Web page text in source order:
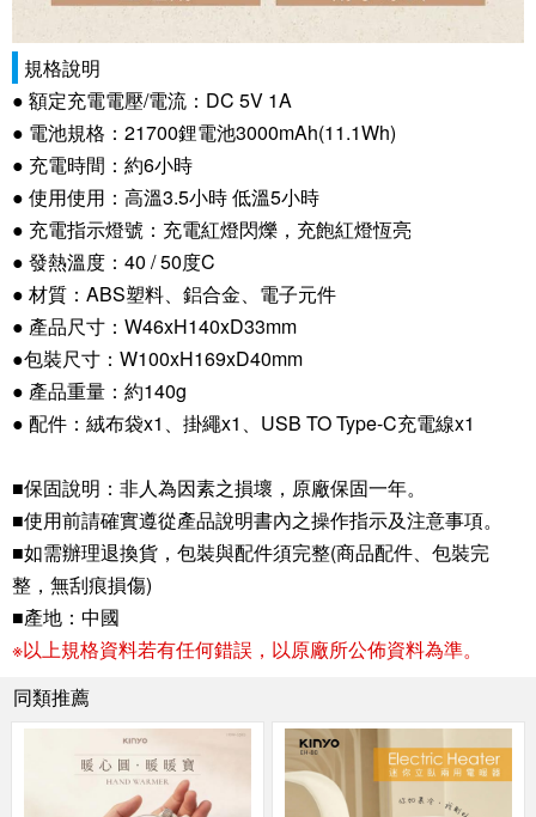
規格說明
● 額定充電電壓/電流：DC 5V 1A
● 電池規格：21700鋰電池3000mAh(11.1Wh)
● 充電時間：約6小時
● 使用使用：高溫3.5小時 低溫5小時
● 充電指示燈號：充電紅燈閃爍，充飽紅燈恆亮
● 發熱溫度：40 / 50度C
● 材質：ABS塑料、鋁合金、電子元件
● 產品尺寸：W46xH140xD33mm
●包裝尺寸：W100xH169xD40mm
● 產品重量：約140g
● 配件：絨布袋x1、掛繩x1、USB TO Type-C充電線x1
■保固說明：非人為因素之損壞，原廠保固一年。
■使用前請確實遵從產品說明書內之操作指示及注意事項。
■如需辦理退換貨，包裝與配件須完整(商品配件、包裝完
整，無刮痕損傷)
■產地：中國
※以上規格資料若有任何錯誤，以原廠所公佈資料為準。
同類推薦